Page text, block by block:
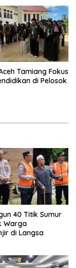
Tamiang Fokus
di Pelosok
40 Titik Sumur
Warga
di Langsa